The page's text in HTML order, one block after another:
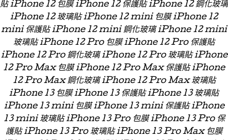
貼 iPhone 12 包膜 iPhone 12 保護貼 iPhone 12 鋼化玻璃
iPhone 12 玻璃貼 iPhone 12 mini 包膜 iPhone 12
mini 保護貼 iPhone 12 mini 鋼化玻璃 iPhone 12 mini
玻璃貼 iPhone 12 Pro 包膜 iPhone 12 Pro 保護貼
iPhone 12 Pro 鋼化玻璃 iPhone 12 Pro 玻璃貼 iPhone
12 Pro Max 包膜 iPhone 12 Pro Max 保護貼 iPhone
12 Pro Max 鋼化玻璃 iPhone 12 Pro Max 玻璃貼
iPhone 13 包膜 iPhone 13 保護貼 iPhone 13 玻璃貼
iPhone 13 mini 包膜 iPhone 13 mini 保護貼 iPhone
13 mini 玻璃貼 iPhone 13 Pro 包膜 iPhone 13 Pro 保
護貼 iPhone 13 Pro 玻璃貼 iPhone 13 Pro Max 包膜